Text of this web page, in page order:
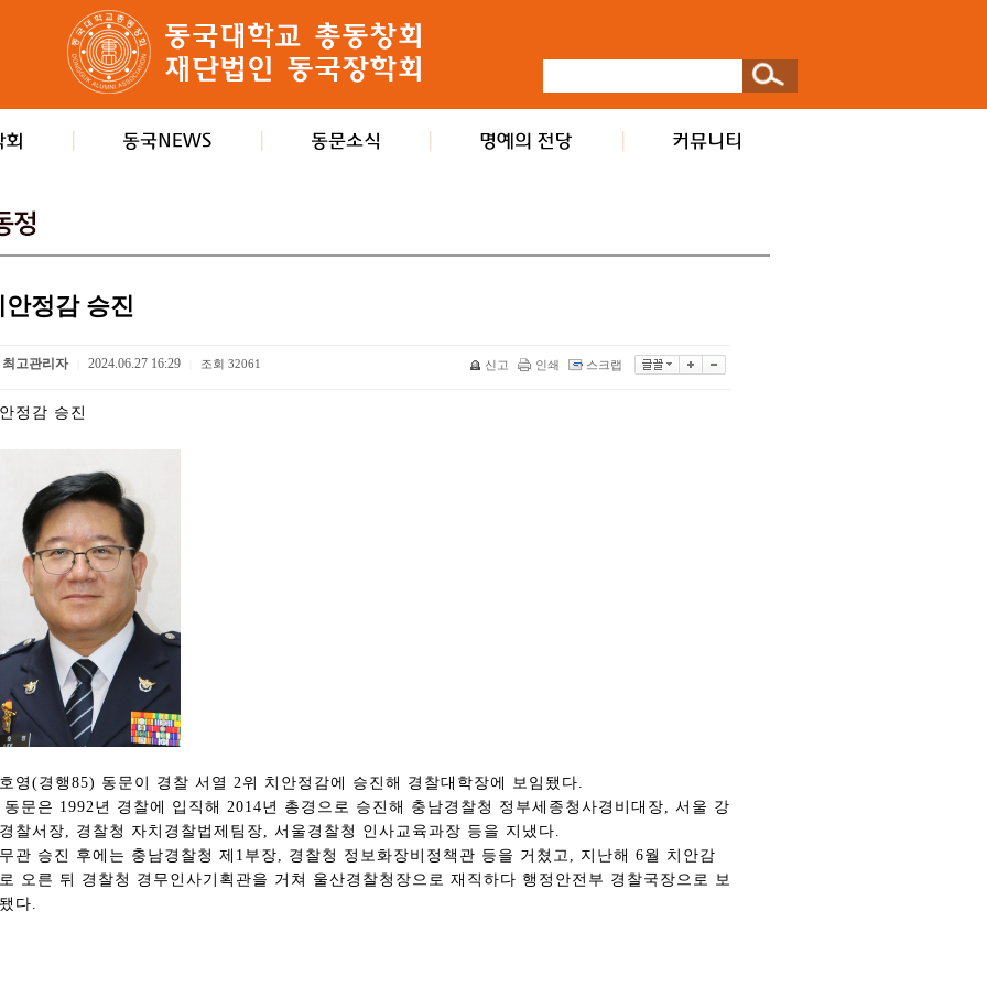
안정감 승진
최고관리자 2024.06.27 16:29 조회 32061 신고 인쇄 스크랩
정감 승진
영(경행85) 동문이 경찰 서열 2위 치안정감에 승진해 경찰대학장에 보임됐다.
동문은 1992년 경찰에 입직해 2014년 총경으로 승진해 충남경찰청 정부세종청사경비대장, 서울 강
찰서장, 경찰청 자치경찰법제팀장, 서울경찰청 인사교육과장 등을 지냈다.
관 승진 후에는 충남경찰청 제1부장, 경찰청 정보화장비정책관 등을 거쳤고, 지난해 6월 치안감
오른 뒤 경찰청 경무인사기획관을 거쳐 울산경찰청장으로 재직하다 행정안전부 경찰국장으로 보
다.